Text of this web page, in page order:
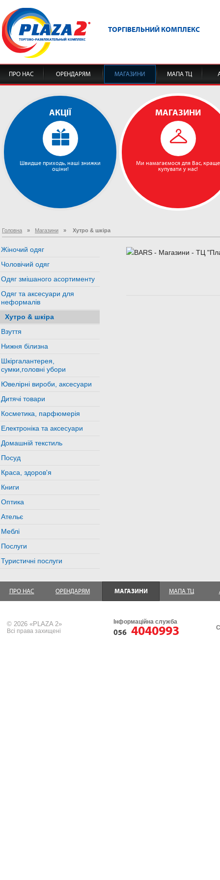
ТОРГІВЕЛЬНИЙ КОМПЛЕКС
ПРО НАС ОРЕНДАРЯМ МАГАЗИНИ МАПА ТЦ
АКЦІЇ
Швидше приходь, наші знижки
оціни!
МАГАЗИНИ
Ми намагаємося для Вас, краще
купувати у нас!
Головна » Магазини » Хутро & шкіра
Жіночий одяг
Чоловічий одяг
Одяг змішаного асортименту
Одяг та аксесуари для
неформалів
Хутро & шкіра
Взуття
Нижня білизна
Шкіргалантерея,
сумки,головні убори
Ювелірні вироби, аксесуари
Дитячі товари
Косметика, парфюмерія
Електроніка та аксесуари
Домашній текстиль
Посуд
Краса, здоров'я
Книги
Оптика
Ательє
Меблі
Послуги
Туристичні послуги
ПРО НАС ОРЕНДАРЯМ МАГАЗИНИ МАПА ТЦ
© 2026 «PLAZA 2»
Всі права захищені
Інформаційна служба
056 4040993